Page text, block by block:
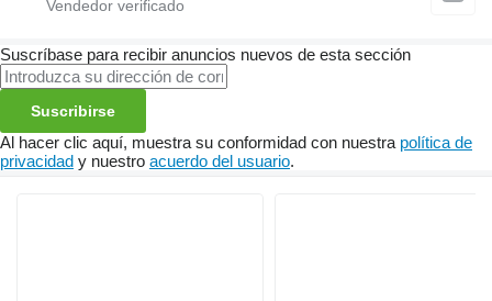
Suscríbase para recibir anuncios nuevos de esta sección
Suscribirse
Al hacer clic aquí, muestra su conformidad con nuestra política de
privacidad y nuestro acuerdo del usuario.